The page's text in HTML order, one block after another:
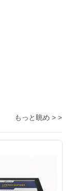
もっと眺め > >